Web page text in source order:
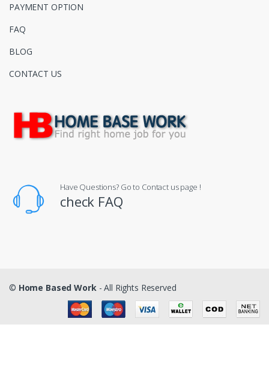
PAYMENT OPTION
FAQ
BLOG
CONTACT US
Have Questions? Go to Contact us page !
check FAQ
© Home Based Work - All Rights Reserved